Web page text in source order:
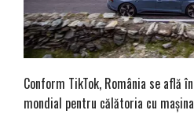
Conform TikTok, România se află
mondial pentru călătoria cu mașina